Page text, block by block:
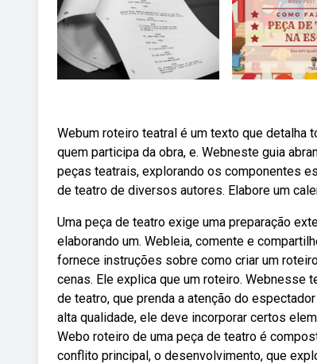
Webum roteiro teatral é um texto que detalha
quem participa da obra, e. Webneste guia
peças teatrais, explorando os componentes
de teatro de diversos autores. Elabore um
Uma peça de teatro exige uma preparação
elaborando um. Webleia, comente e
fornece instruções sobre como criar um
cenas. Ele explica que um roteiro. Webnesse
de teatro, que prenda a atenção do
alta qualidade, ele deve incorporar certos
Webo roteiro de uma peça de teatro é
conflito principal, o desenvolvimento, que